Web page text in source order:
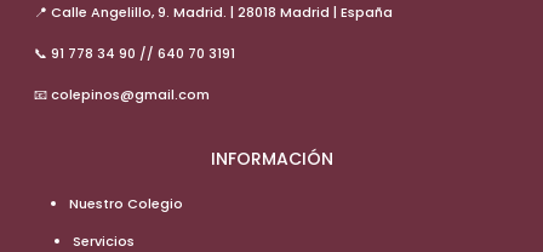
📍 Calle Angelillo, 9. Madrid. | 28018 Madrid | España
📞 91 778 34 90 // 640 70 3191
📧 colepinos@gmail.com
INFORMACIÓN
Nuestro Colegio
Servicios